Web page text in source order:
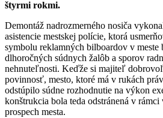
štyrmi rokmi.
Demontáž nadrozmerného nosiča
asistencie mestskej polície, ktorá
symbolu reklamných bilboardov v
dlhoročných súdnych žalôb a sporov
nehnuteľnosti. Keďže si majiteľ
povinnosť, mesto, ktoré má v rukách
odstúpilo súdne rozhodnutie na výkon
konštrukcia bola teda odstránená v
prospech mesta.